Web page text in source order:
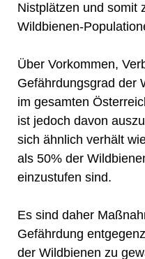
Nistplätzen und somit
Wildbienen-
Über Vorkommen,
Gefährdungsgrad der
im gesamten
ist jedoch davon
sich ähnlich verhält
als 50% der
einzustufen sind.
Es sind daher
Gefährdung
der Wildbienen zu